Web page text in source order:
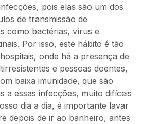
pois elas são um dos
de transmissão de
como bactérias, vírus e
Por isso, este hábito é tão
onde há a presença de
e pessoas doentes,
baixa imunidade, que são
a essas infecções, muito difíceis
dia a dia, é importante lavar
depois de ir ao banheiro, antes